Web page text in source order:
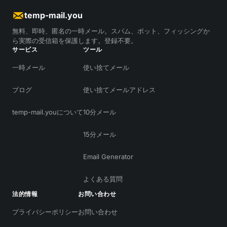
temp-mail.you
無料、即時、匿名の一時メール。スパム、ボット、フィッシングか
ら実際の受信箱を保護します。登録不要。
サービス
一時メール
ブログ
temp-mail.youについて
ツール
使い捨てメール
使い捨てメールアドレス
10分メール
15分メール
Email Generator
よくある質問
法的情報
プライバシーポリシー
お問い合わせ
お問い合わせ